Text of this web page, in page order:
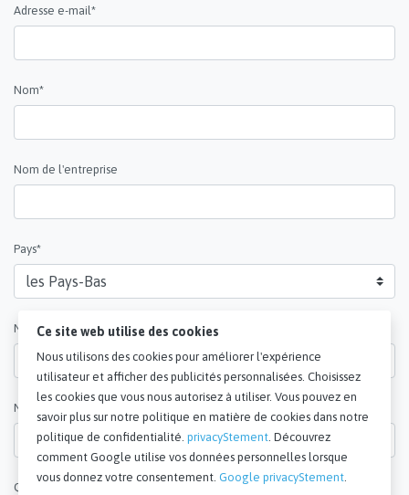
Adresse e-mail*
Nom*
Nom de l'entreprise
Pays*
Numéro de téléphone
Nombre d'articles*
Questions / Commentaires**
Ce site web utilise des cookies
Nous utilisons des cookies pour améliorer l'expérience
utilisateur et afficher des publicités personnalisées. Choisissez
les cookies que vous nous autorisez à utiliser. Vous pouvez en
savoir plus sur notre politique en matière de cookies dans notre
politique de confidentialité. privacyStement . Découvrez
comment Google utilise vos données personnelles lorsque
vous donnez votre consentement. Google privacyStement